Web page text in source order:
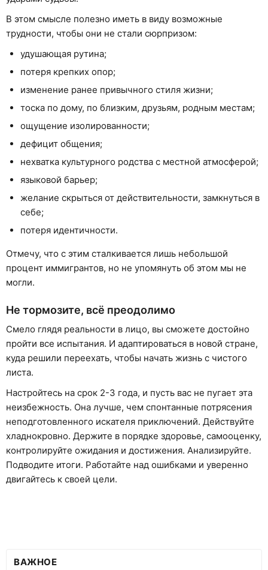
В этом смысле полезно иметь в виду возможные
трудности, чтобы они не стали сюрпризом:
удушающая рутина;
потеря крепких опор;
изменение ранее привычного стиля жизни;
тоска по дому, по близким, друзьям, родным местам;
ощущение изолированности;
дефицит общения;
нехватка культурного родства с местной атмосферой;
языковой барьер;
желание скрыться от действительности, замкнуться в
себе;
потеря идентичности.
Отмечу, что с этим сталкивается лишь небольшой
процент иммигрантов, но не упомянуть об этом мы не
могли.
Не тормозите, всё преодолимо
Смело глядя реальности в лицо, вы сможете достойно
пройти все испытания. И адаптироваться в новой стране,
куда решили переехать, чтобы начать жизнь с чистого
листа.
Настройтесь на срок 2-3 года, и пусть вас не пугает эта
неизбежность. Она лучше, чем спонтанные потрясения
неподготовленного искателя приключений. Действуйте
хладнокровно. Держите в порядке здоровье, самооценку,
контролируйте ожидания и достижения. Анализируйте.
Подводите итоги. Работайте над ошибками и уверенно
двигайтесь к своей цели.
ВАЖНОЕ